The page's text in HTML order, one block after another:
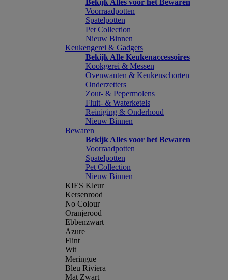
Bekijk Alles voor het Bewaren
Voorraadpotten
Spatelpotten
Pet Collection
Nieuw Binnen
Keukengerei & Gadgets
Bekijk Alle Keukenaccessoires
Kookgerei & Messen
Ovenwanten & Keukenschorten
Onderzetters
Zout- & Pepermolens
Fluit- & Waterketels
Reiniging & Onderhoud
Nieuw Binnen
Bewaren
Bekijk Alles voor het Bewaren
Voorraadpotten
Spatelpotten
Pet Collection
Nieuw Binnen
KIES Kleur
Kersenrood
No Colour
Oranjerood
Ebbenzwart
Azure
Flint
Wit
Meringue
Bleu Riviera
Mat Zwart